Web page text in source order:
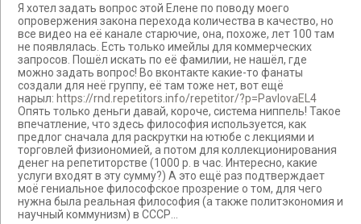
Я хотел задать вопрос этой Елене по поводу моего
опровержения закона перехода количества в качество, но
все видео на её канале старючие, она, похоже, лет 100 там
не появлялась. Есть только имейлы для коммерческих
запросов. Пошёл искать по её фамилии, не нашёл, где
можно задать вопрос! Во вконтакте какие-то фанаты
создали для неё группу, её там тоже нет, вот ещё
нарыл: https://rnd.repetitors.info/repetitor/?p=PavlovaEL4
Опять только деньги давай, короче, система ниппель! Такое
впечатление, что здесь философия используется, как
предлог сначала для раскрутки на ютюбе с лекциями и
торговлей физиономией, а потом для коллекционирования
денег на репетиторстве (1000 р. в час. Интересно, какие
услуги входят в эту сумму?) А это ещё раз подтверждает
моё гениальное философское прозрение о том, для чего
нужна была реальная философия (а также политэкономия и
научный коммунизм) в СССР...